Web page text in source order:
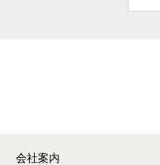
会社案内